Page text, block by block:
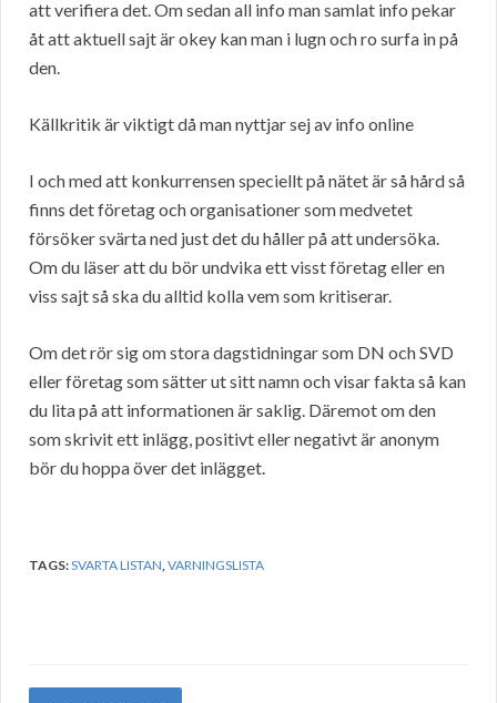
att verifiera det. Om sedan all info man samlat info pekar
åt att aktuell sajt är okey kan man i lugn och ro surfa in på
den.
Källkritik är viktigt då man nyttjar sej av info online
I och med att konkurrensen speciellt på nätet är så hård så
finns det företag och organisationer som medvetet
försöker svärta ned just det du håller på att undersöka.
Om du läser att du bör undvika ett visst företag eller en
viss sajt så ska du alltid kolla vem som kritiserar.
Om det rör sig om stora dagstidningar som DN och SVD
eller företag som sätter ut sitt namn och visar fakta så kan
du lita på att informationen är saklig. Däremot om den
som skrivit ett inlägg, positivt eller negativt är anonym
bör du hoppa över det inlägget.
TAGS:SVARTA LISTAN,VARNINGSLISTA